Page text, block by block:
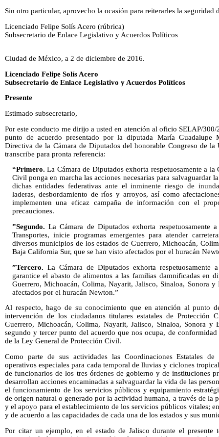
Sin otro particular, aprovecho la ocasión para reiterarles la
Licenciado Felipe Solís Acero (rúbrica)
Subsecretario de Enlace Legislativo y Acuerdos Políticos
Ciudad de México, a 2 de diciembre de 2016.
Licenciado Felipe Solís Acero
Subsecretario de Enlace Legislativo y Acuerdos Políticos
Presente
Estimado subsecretario,
Por este conducto me dirijo a usted en atención al oficio SELAP/
punto de acuerdo presentado por la diputada María Guadalupe
Directiva de la Cámara de Diputados del honorable Congreso de
transcribe para pronta referencia:
“Primero. La Cámara de Diputados exhorta respetuosamente a
Civil ponga en marcha las acciones necesarias para salvaguardar
dichas entidades federativas ante el inminente riesgo de
laderas, desbordamiento de ríos y arroyos, así como
implementen una eficaz campaña de información con el
precauciones.
”Segundo. La Cámara de Diputados exhorta respetuosamente
Transportes, inicie programas emergentes para atender
diversos municipios de los estados de Guerrero, Michoacán,
Baja California Sur, que se han visto afectados por el huracán
”Tercero. La Cámara de Diputados exhorta respetuosamente
garantice el abasto de alimentos a las familias damnificadas en
Guerrero, Michoacán, Colima, Nayarit, Jalisco, Sinaloa, Sonora
afectados por el huracán Newton.”
Al respecto, hago de su conocimiento que en atención al punto
intervención de los ciudadanos titulares estatales de Protección
Guerrero, Michoacán, Colima, Nayarit, Jalisco, Sinaloa, Sonora y
segundo y tercer punto del acuerdo que nos ocupa, de
de la Ley General de Protección Civil.
Como parte de sus actividades las Coordinaciones Estatales
operativos especiales para cada temporal de lluvias y ciclones
de funcionarios de los tres órdenes de gobierno y de instituciones
desarrollan acciones encaminadas a salvaguardar la vida de las
el funcionamiento de los servicios públicos y equipamiento
de origen natural o generado por la actividad humana, a través de la
y el apoyo para el establecimiento de los servicios públicos vitales;
y de acuerdo a las capacidades de cada una de los estados y sus
Por citar un ejemplo, en el estado de Jalisco durante el presente